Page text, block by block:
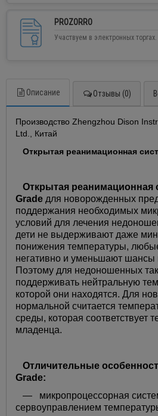
PROZORRO
Участвуем в электронных торгах.
Описание Отзывы (0)
Производство Zhengzhou Dison
Ltd., Китай
Открытая реанимационная
Открытая реанимационная
Grade для новорожденных
поддержания необходимых
условий для лечения
дети не выдерживают даже
понижения температуры,
негативно и уменьшают
Поэтому для недоношенных
поддерживать нейтральную
которой они находятся. Для
нормальной считается
среды, которая соответствует
младенца.
Отличительные
Grade:
— микропроцессорная
сервоуправлением